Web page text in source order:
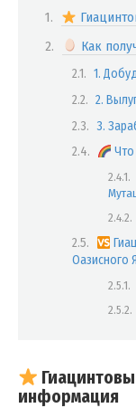
Как
1.
2.
3.
Что
Оазисного
информация